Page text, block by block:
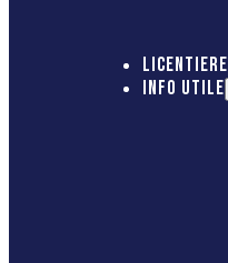
LICENTIERE
INFO UTILE